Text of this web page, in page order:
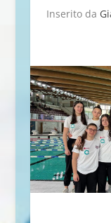
Inserito da